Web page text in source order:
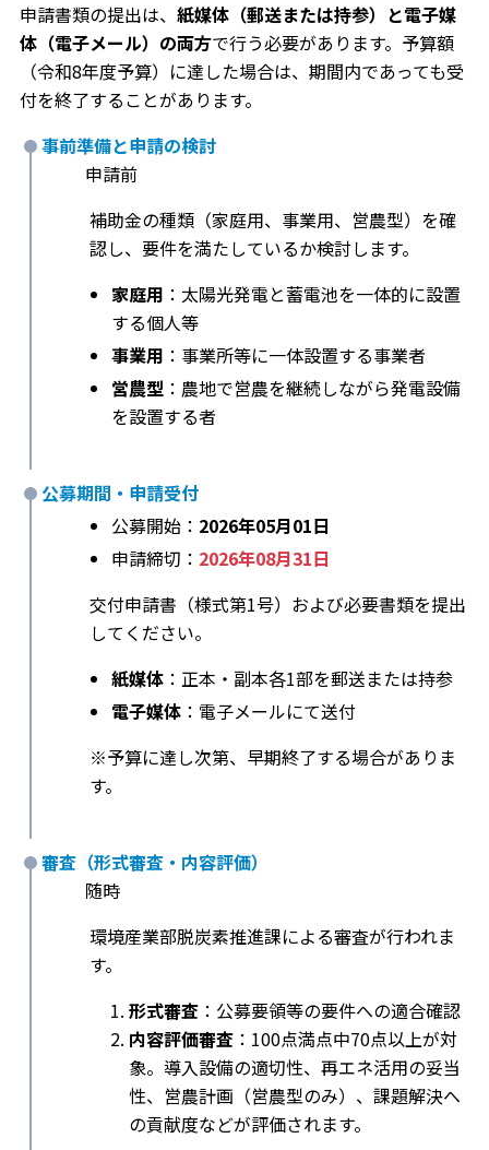
申請書類の提出は、 紙媒体（郵送または持参）と電子媒
体（電子メール）の両方で行う必要があります。予算額
（令和8年度予算）に達した場合は、期間内であっても受
付を終了することがあります。
事前準備と申請の検討
申請前
補助金の種類（家庭用、事業用、営農型）を確
認し、要件を満たしているか検討します。
家庭用 ：太陽光発電と蓄電池を一体的に設置
する個人等
事業用 ：事業所等に一体設置する事業者
営農型 ：農地で営農を継続しながら発電設備
を設置する者
公募期間・申請受付
公募開始： 2026年05月01日
申請締切： 2026年08月31日
交付申請書（様式第1号）および必要書類を提出
してください。
紙媒体 ：正本・副本各1部を郵送または持参
電子媒体 ：電子メールにて送付
※予算に達し次第、早期終了する場合がありま
す。
審査（形式審査・内容評価）
随時
環境産業部脱炭素推進課による審査が行われま
す。
形式審査 ：公募要領等の要件への適合確認
内容評価審査 ：100点満点中70点以上が対
象。導入設備の適切性、再エネ活用の妥当
性、営農計画（営農型のみ）、課題解決へ
の貢献度などが評価されます。